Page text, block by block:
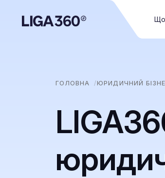
Що
ГОЛОВНА ЮРИДИЧНИЙ